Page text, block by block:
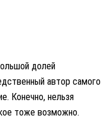
долей
автор самого
Конечно, нельзя
тоже возможно.